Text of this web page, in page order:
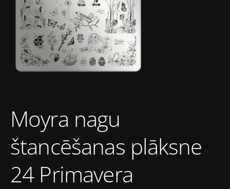
Moyra nagu
štancēšanas plāksne
24 Primavera